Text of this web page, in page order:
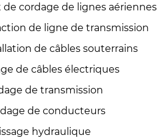
cordage de lignes aériennes
de ligne de transmission
de câbles souterrains
de câbles électriques
de transmission
de conducteurs
hydraulique